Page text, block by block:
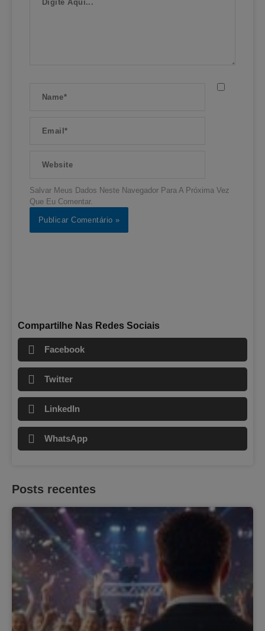
Aqui...
Salvar Meus Dados Neste Navegador Para A Próxima Vez
Que Eu Comentar.
Compartilhe Nas Redes Sociais
Facebook
Twitter
LinkedIn
WhatsApp
Posts recentes